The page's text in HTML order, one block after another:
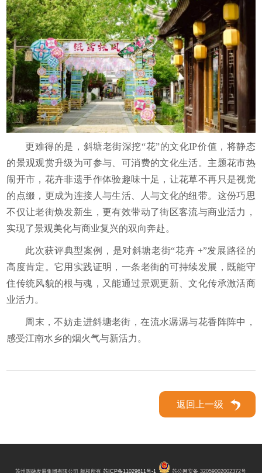
更难得的是，斜塘老街深挖“花”的文化IP价值，将静态
的景观观赏升级为可参与、可消费的文化生活。主题花市热
闹开市，花卉非遗手作体验趣味十足，让花草不再只是视觉
的点缀，更成为连接人与生活、人与文化的纽带。这份巧思
不仅让老街焕发新生，更有效带动了街区客流与商业活力，
实现了景观美化与商业复兴的双向奔赴。
此次获评典型案例，是对斜塘老街“花卉 +”发展路径的
高度肯定。它用实践证明，一条老街的可持续发展，既能守
住传统风貌的根与魂，又能通过景观更新、文化传承激活商
业活力。
周末，不妨走进斜塘老街，在流水潺潺与花香阵阵中，
感受江南水乡的烟火气与新活力。
返回上一级
苏州圆融发展集团有限公司 版权所有苏ICP备11029611号-1 苏公网安备 32059002002372号